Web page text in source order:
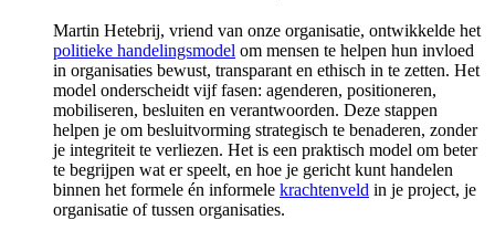
Martin Hetebrij, vriend van onze organisatie, ontwikkelde het
politieke handelingsmodel om mensen te helpen hun invloed
in organisaties bewust, transparant en ethisch in te zetten. Het
model onderscheidt vijf fasen: agenderen, positioneren,
mobiliseren, besluiten en verantwoorden. Deze stappen
helpen je om besluitvorming strategisch te benaderen, zonder
je integriteit te verliezen. Het is een praktisch model om beter
te begrijpen wat er speelt, en hoe je gericht kunt handelen
binnen het formele én informele krachtenveld in je project, je
organisatie of tussen organisaties.